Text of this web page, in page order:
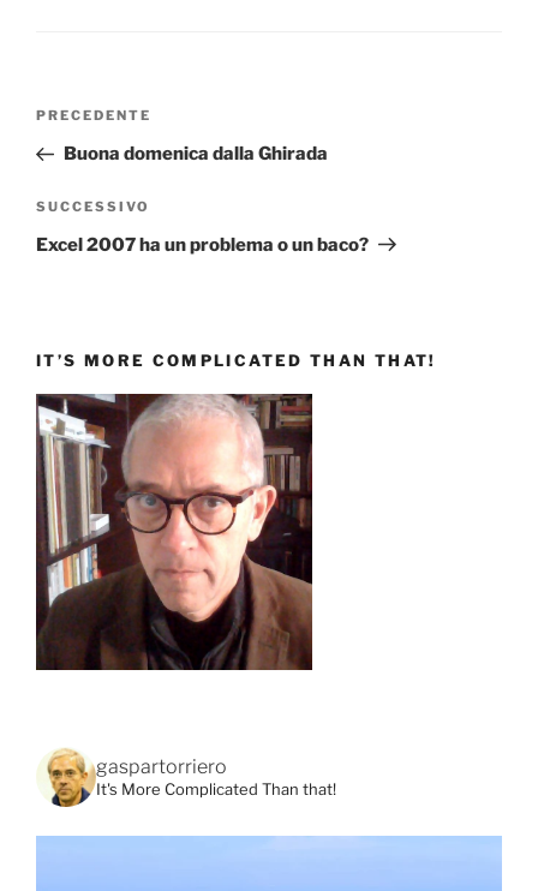
Navigazione
Articolo
precedente:
PRECEDENTE
Buona domenica dalla Ghirada
Articolo
successivo
SUCCESSIVO
Excel 2007 ha un problema o un baco?
IT’S MORE COMPLICATED THAN THAT!
gaspartorriero
It's More Complicated Than that!